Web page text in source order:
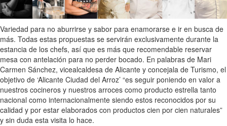
Variedad para no aburrirse y sabor para enamorarse e ir en busca de
más. Todas estas propuestas se servirán exclusivamente durante la
estancia de los chefs, así que es más que recomendable reservar
mesa con antelación para no perder bocado. En palabras de Mari
Carmen Sánchez, vicealcaldesa de Alicante y concejala de Turismo, el
objetivo de ‘Alicante Ciudad del Arroz’ “es seguir poniendo en valor a
nuestros cocineros y nuestros arroces como producto estrella tanto
nacional como internacionalmente siendo estos reconocidos por su
calidad y por estar elaborados con productos cien por cien naturales”
y sin duda esta visita lo hace.